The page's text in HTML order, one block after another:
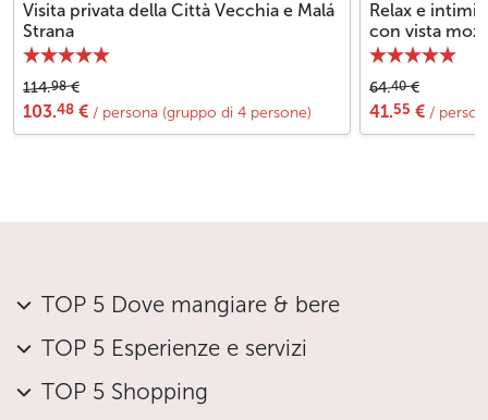
Visita privata della Città Vecchia e Malá
Strana
114.98€
103.48 € / persona (gruppo di 4 persone)
Relax e
con vista
64.40€
41.55 € /
TOP 5 Dove mangiare & bere
TOP 5 Esperienze e servizi
TOP 5 Shopping